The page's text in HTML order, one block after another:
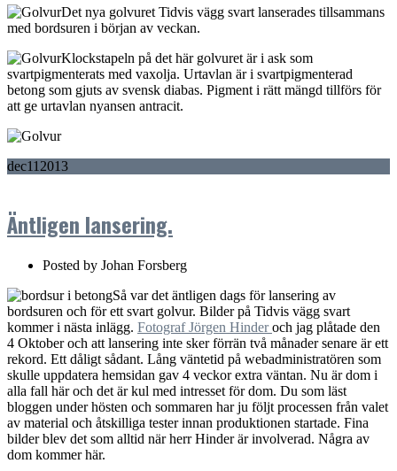
Det nya golvuret Tidvis vägg svart lanserades tillsammans
med bordsuren i början av veckan.
Klockstapeln på det här golvuret är i ask som
svartpigmenterats med vaxolja. Urtavlan är i svartpigmenterad
betong som gjuts av svensk diabas. Pigment i rätt mängd tillförs för
att ge urtavlan nyansen antracit.
dec11 2013
Äntligen lansering.
Posted by Johan Forsberg
Så var det äntligen dags för lansering av
bordsuren och för ett svart golvur. Bilder på Tidvis vägg svart
kommer i nästa inlägg. Fotograf Jörgen Hinderoch jag plåtade den
4 Oktober och att lansering inte sker förrän två månader senare är ett
rekord. Ett dåligt sådant. Lång väntetid på webadministratören som
skulle uppdatera hemsidan gav 4 veckor extra väntan. Nu är dom i
alla fall här och det är kul med intresset för dom. Du som läst
bloggen under hösten och sommaren har ju följt processen från valet
av material och åtskilliga tester innan produktionen startade. Fina
bilder blev det som alltid när herr Hinder är involverad. Några av
dom kommer här.